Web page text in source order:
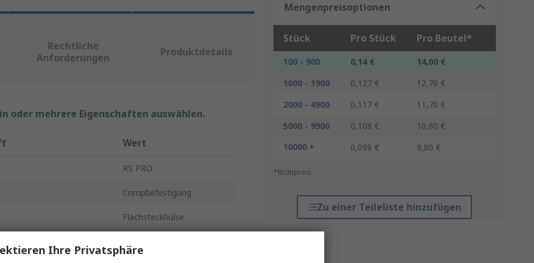
Mengenpreisoptionen
Stück Pro Stück Pro Beutel*
100 - 900 0,14 €
14,00 €
1000 - 1900
0,127 €
12,70 €
2000 - 4900
0,117 €
11,70 €
5000 - 9900
0,108 €
10,80 €
10000 +
0,098 € 9,80 €
*Richtpreis
Zu einer Teileliste hinzufügen
Rechtliche
Anforderungen
Produktdetails
oder mehrere Eigenschaften auswählen.
Wert
RS PRO
Crimpbefestigung
Flachsteckhülse
Ihre Privatsphäre